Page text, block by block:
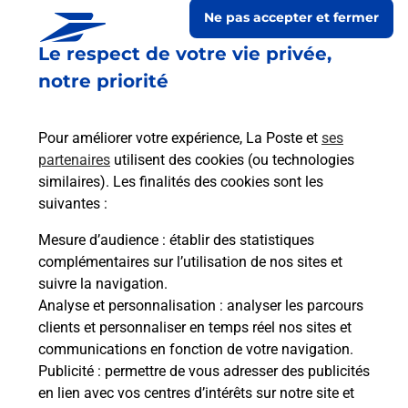
Le respect de votre vie privée,
notre priorité
Pour améliorer votre expérience, La Poste et ses
partenaires utilisent des cookies (ou technologies
similaires). Les finalités des cookies sont les
suivantes :
Mesure d’audience : établir des statistiques
complémentaires sur l’utilisation de nos sites et
suivre la navigation.
Analyse et personnalisation : analyser les parcours
clients et personnaliser en temps réel nos sites et
communications en fonction de votre navigation.
Publicité : permettre de vous adresser des publicités
en lien avec vos centres d’intérêts sur notre site et
Ne pas accepter et fermer
Prochaine collecte du courrierjeudià 09h00
Fajac Le Bas
11220 Fajac En Val
Itinéraire
Le lien s'ouvre dans un nouvel onglet